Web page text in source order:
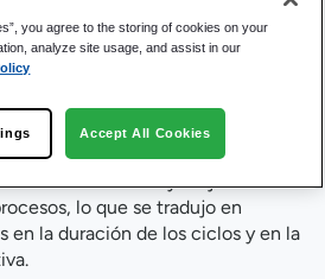
confusión sobre las versiones y las
en las bandejas de entrada.
convertían en cuellos de botella
de herramientas CLM abordó
Digitalizaron los flujos de
almacenamiento y mejoraron la
lo que se tradujo en
en la duración de los ciclos y en la
you agree to the storing of cookies on your
analyze site usage, and assist in our
Accept All Cookies